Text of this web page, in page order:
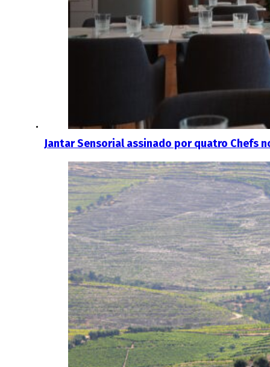
Jantar Sensorial assinado por quatro Chefs